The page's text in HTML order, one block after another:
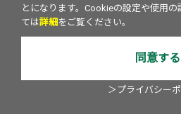
とになります。Cookieの設定や使用
ては詳細 をご覧ください。
同意する
＞プライバシー